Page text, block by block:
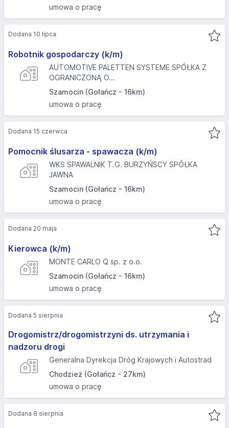
umowa o pracę
Robotnik gospodarczy (k/m)
AUTOMOTIVE PALETTEN SYSTEME SPÓŁKA Z
OGRANICZONĄ O...
Szamocin (Gołańcz - 16km)
umowa o pracę
Dodana 10 lipca
Pomocnik ślusarza - spawacza (k/m)
WKS SPAWALNIK T.G. BURZYŃSCY SPÓŁKA
JAWNA
Szamocin (Gołańcz - 16km)
umowa o pracę
Dodana 15 czerwca
Kierowca (k/m)
MONTE CARLO Q sp. z o.o.
Szamocin (Gołańcz - 16km)
umowa o pracę
Dodana 20 maja
Drogomistrz/drogomistrzyni ds. utrzymania i
nadzoru drogi
Generalna Dyrekcja Dróg Krajowych i Autostrad
Chodzież (Gołańcz - 27km)
umowa o pracę
Dodana 5 sierpnia
Dodana 8 sierpnia